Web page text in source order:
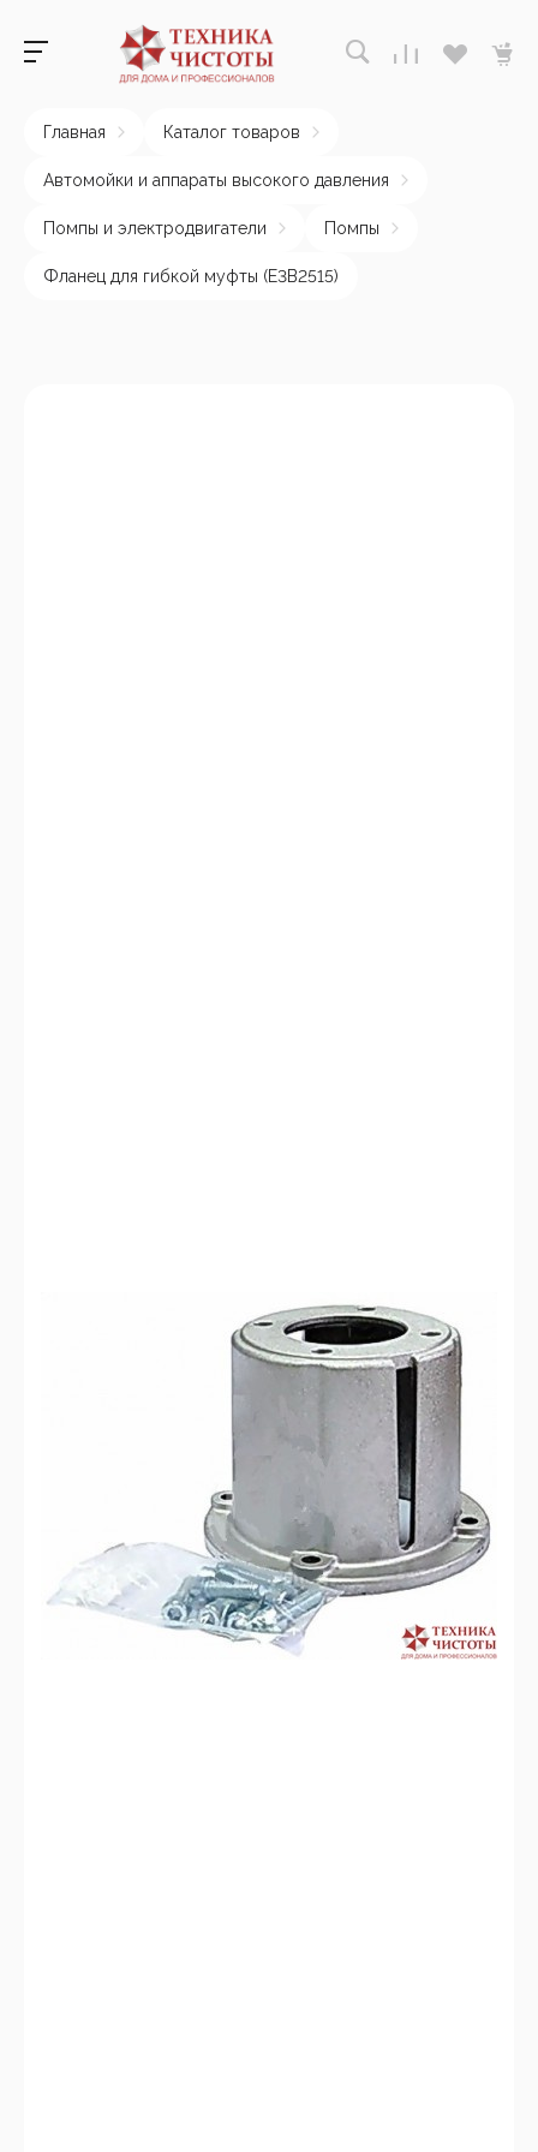
Главная Каталог товаров
Автомойки и аппараты высокого давления
Помпы и электродвигатели Помпы
Фланец для гибкой муфты (E3B2515)